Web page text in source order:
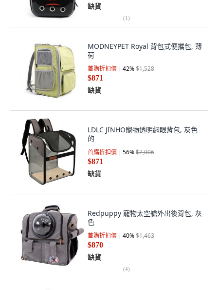
缺貨
(1)
MODNEYPET Royal 背包式便攜包, 薄
荷
首購折扣價 42%$1,528
$871
缺貨
LDLC JINHO寵物透明網眼背包, 灰色
的
首購折扣價 56%$2,006
$871
缺貨
Redpuppy 寵物太空艙外出後背包, 灰
色
首購折扣價 40%$1,463
$870
缺貨
(4)